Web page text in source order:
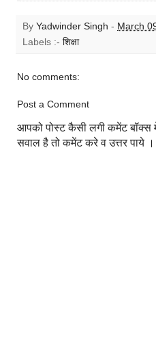
By Yadwinder Singh - March
Labels :- शिक्षा
No comments:
Post a Comment
आपको पोस्ट कैसी लगी कमेंट
सवाल है तो कमेंट करे व उत्तर पाये ।